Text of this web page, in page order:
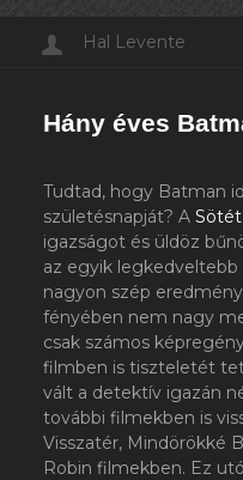
Hal Levente
Hány éves
Tudtad, hogy Batman
születésnapját? A
igazságot és üldöz
az egyik legkedveltebb
nagyon szép
fényében nem nagy
csak számos
filmben is tiszteletét
vált a detektív igazán
további filmekben is
Visszatér, Mindörökké
Robin filmekben. Ez